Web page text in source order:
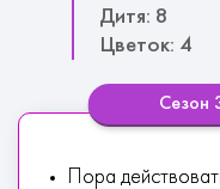
Дитя: 8
Цветок: 4
Сезон
Пора